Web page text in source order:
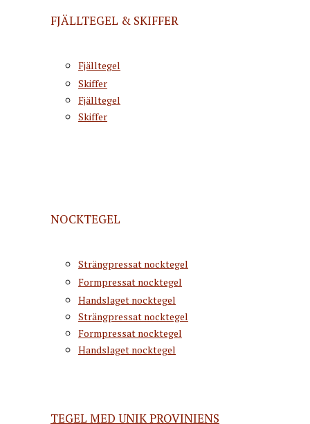
FJÄLLTEGEL & SKIFFER
Fjälltegel
Skiffer
Fjälltegel
Skiffer
NOCKTEGEL
Strängpressat nocktegel
Formpressat nocktegel
Handslaget nocktegel
Strängpressat nocktegel
Formpressat nocktegel
Handslaget nocktegel
TEGEL MED UNIK PROVINIENS